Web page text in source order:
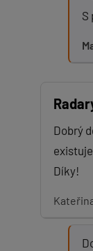
S
Dobrý
Díky!